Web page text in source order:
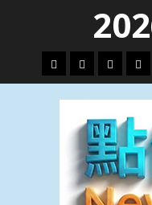
content頭
條
財
經
地
方.
會
文
教.
技